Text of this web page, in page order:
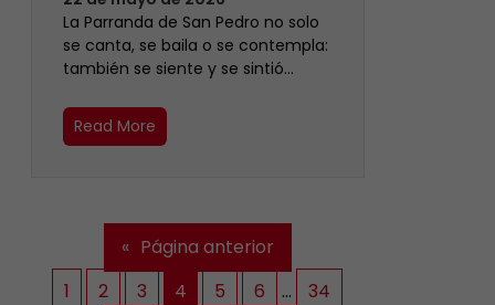
La Parranda de San Pedro no solo
se canta, se baila o se contempla:
también se siente y se sintió…
Read More
« Página anterior
1
2 3 4 5 6 …
34